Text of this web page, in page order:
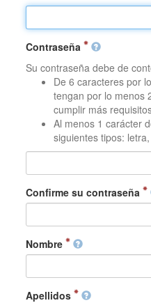
Contraseña
Su contraseña debe de
De 6 caracteres por
tengan por lo menos
cumplir más
Al menos 1 carácter
siguientes tipos:
Confirme su contraseña
Nombre
Apellidos